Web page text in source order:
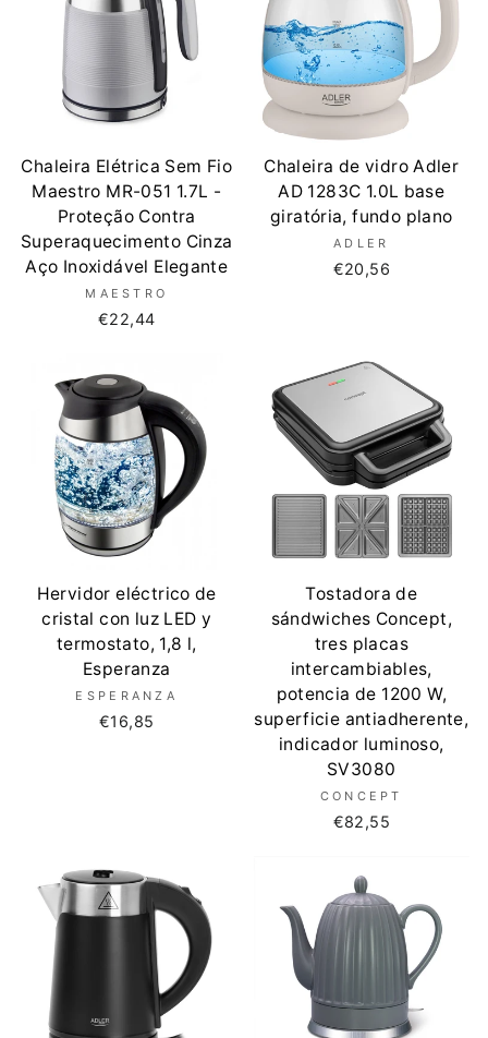
Chaleira Elétrica Sem Fio
Maestro MR-051 1.7L -
Proteção Contra
Superaquecimento Cinza
Aço Inoxidável Elegante
MAESTRO
€22,44
Chaleira de vidro Adler
AD 1283C 1.0L base
giratória, fundo plano
ADLER
€20,56
Hervidor eléctrico de
cristal con luz LED y
termostato, 1,8 l,
Esperanza
ESPERANZA
€16,85
Tostadora de
sándwiches Concept,
tres placas
intercambiables,
potencia de 1200 W,
superficie antiadherente,
indicador luminoso,
SV3080
CONCEPT
€82,55